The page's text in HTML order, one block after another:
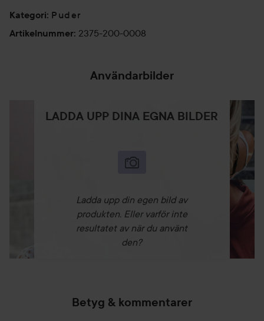
Kategori: Puder
Artikelnummer: 2375-200-0008
Användarbilder
LADDA UPP DINA EGNA BILDER
Ladda upp din egen bild av
produkten. Eller varför inte
resultatet av när du använt
den?
Betyg & kommentarer